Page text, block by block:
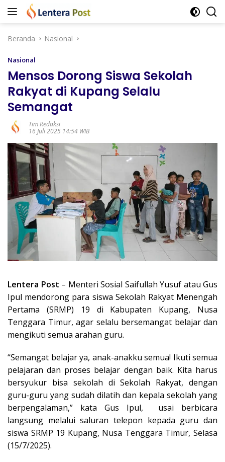
Langsung
Beranda
Nasional
Nasional
Mensos Dorong Siswa Sekolah
Rakyat di Kupang Selalu
Semangat
Tim Redaksi
16 Juli 2025 14:54 WIB
Lentera Post – Menteri Sosial Saifullah Yusuf atau Gus
Ipul mendorong para siswa Sekolah Rakyat Menengah
Pertama (SRMP) 19 di Kabupaten Kupang, Nusa
Tenggara Timur, agar selalu bersemangat belajar dan
mengikuti semua arahan guru.
“Semangat belajar ya, anak-anakku semua! Ikuti semua
pelajaran dan proses belajar dengan baik. Kita harus
bersyukur bisa sekolah di Sekolah Rakyat, dengan
guru-guru yang sudah dilatih dan kepala sekolah yang
berpengalaman,” kata Gus Ipul, usai berbicara
langsung melalui saluran telepon kepada guru dan
siswa SRMP 19 Kupang, Nusa Tenggara Timur, Selasa
(15/7/2025).